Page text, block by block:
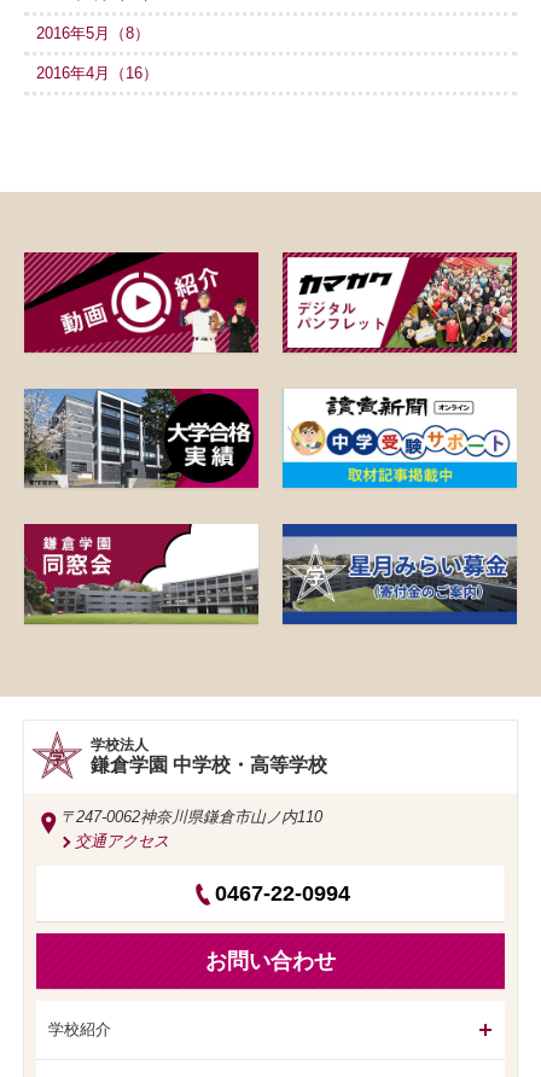
2016年5月（8）
2016年4月（16）
学校法人
鎌倉学園 中学校・高等学校
〒247-0062神奈川県鎌倉市山ノ内110
交通アクセス
0467-22-0994
お問い合わせ
学校紹介